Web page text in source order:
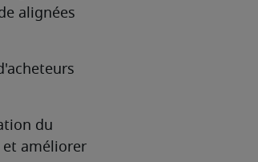
alignées
du
améliorer